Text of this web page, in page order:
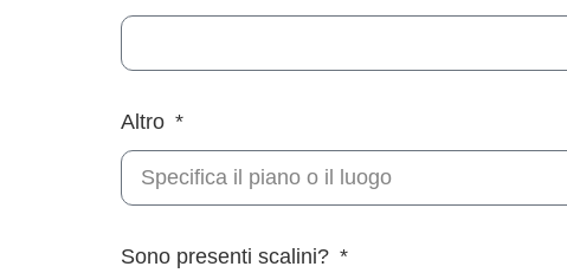
Altro
Sono presenti scalini?